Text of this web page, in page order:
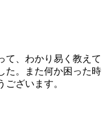
て、わかり易く教えて
た。また何か困った時
ざいます。